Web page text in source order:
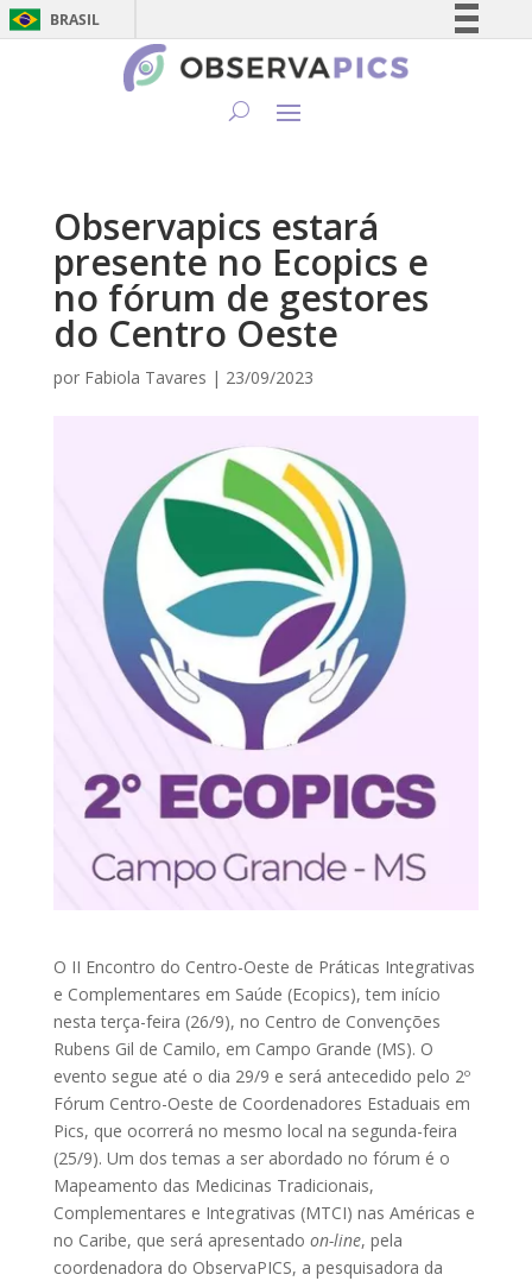
BRASIL
Simplifique!
Canais
Observapics estará
presente no Ecopics e
no fórum de gestores
do Centro Oeste
por Fabiola Tavares | 23/09/2023
O II Encontro do Centro-Oeste de Práticas Integrativas
e Complementares em Saúde (Ecopics), tem início
nesta terça-feira (26/9), no Centro de Convenções
Rubens Gil de Camilo, em Campo Grande (MS). O
evento segue até o dia 29/9 e será antecedido pelo 2º
Fórum Centro-Oeste de Coordenadores Estaduais em
Pics, que ocorrerá no mesmo local na segunda-feira
(25/9). Um dos temas a ser abordado no fórum é o
Mapeamento das Medicinas Tradicionais,
Complementares e Integrativas (MTCI) nas Américas e
no Caribe, que será apresentado on-line, pela
coordenadora do ObservaPICS, a pesquisadora da